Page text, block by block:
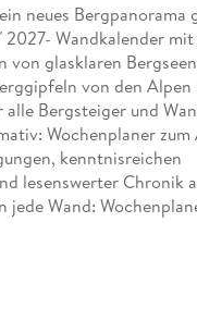
neues Bergpanorama
2027- Wandkalender
von glasklaren
von den Alpen
alle Bergsteiger und
Wochenplaner
kenntnisreichen
lesenswerter Chronik
jede Wand: